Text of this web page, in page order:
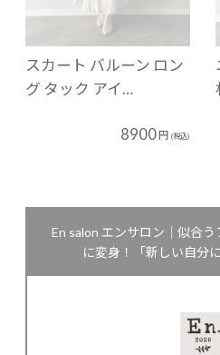
スカート バルーン ロン
グ タック アイ…
8900 円 (税込)
En salon エンサロン｜似合
に変身！「新しい自分